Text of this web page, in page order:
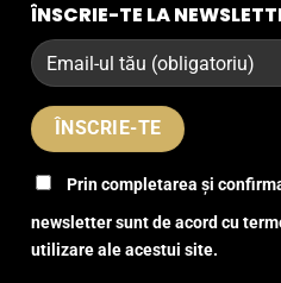
ÎNSCRIE-TE LA
Prin completarea și
newsletter sunt de acord cu
utilizare ale acestui site.